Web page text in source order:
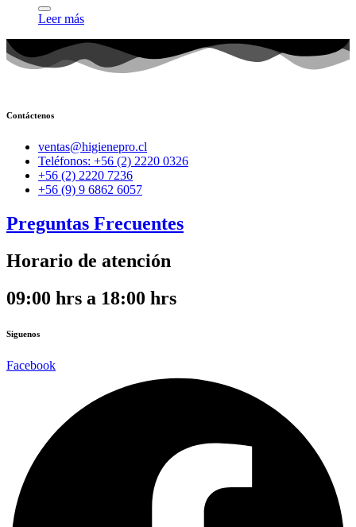
Leer más
Contáctenos
ventas@higienepro.cl
Teléfonos: +56 (2) 2220 0326
+56 (2) 2220 7236
+56 (9) 9 6862 6057
Preguntas Frecuentes
Horario de atención
09:00 hrs a 18:00 hrs
Siguenos
Facebook